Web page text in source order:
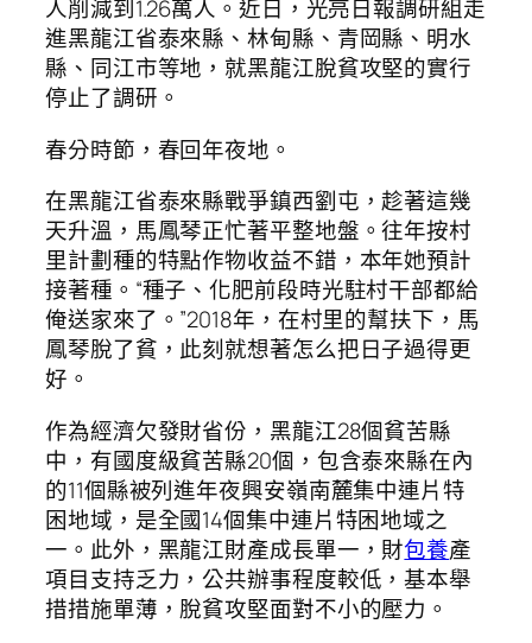
人削減到1.26萬人。近日，光亮日報調研組走
進黑龍江省泰來縣、林甸縣、青岡縣、明水
縣、同江市等地，就黑龍江脫貧攻堅的實行
停止了調研。
春分時節，春回年夜地。
在黑龍江省泰來縣戰爭鎮西劉屯，趁著這幾
天升溫，馬鳳琴正忙著平整地盤。往年按村
里計劃種的特點作物收益不錯，本年她預計
接著種。“種子、化肥前段時光駐村干部都給
俺送家來了。”2018年，在村里的幫扶下，馬
鳳琴脫了貧，此刻就想著怎么把日子過得更
好。
作為經濟欠發財省份，黑龍江28個貧苦縣
中，有國度級貧苦縣20個，包含泰來縣在內
的11個縣被列進年夜興安嶺南麓集中連片特
困地域，是全國14個集中連片特困地域之
一。此外，黑龍江財產成長單一，財包養產
項目支持乏力，公共辦事程度較低，基本舉
措措施單薄，脫貧攻堅面對不小的壓力。